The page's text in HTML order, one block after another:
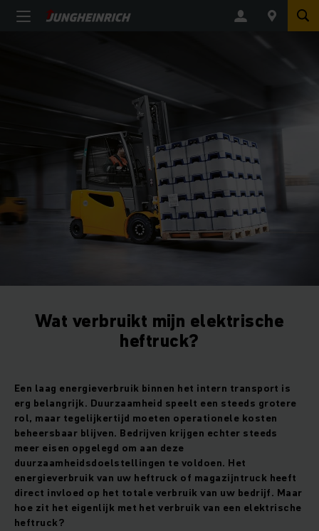
Wat verbruikt mijn elektrische
heftruck?
Een laag energieverbruik binnen het intern transport is
erg belangrijk. Duurzaamheid speelt een steeds grotere
rol, maar tegelijkertijd moeten operationele kosten
beheersbaar blijven. Bedrijven krijgen echter steeds
meer eisen opgelegd om aan deze
duurzaamheidsdoelstellingen te voldoen. Het
energieverbruik van uw heftruck of magazijntruck heeft
direct invloed op het totale verbruik van uw bedrijf. Maar
hoe zit het eigenlijk met het verbruik van een elektrische
heftruck?